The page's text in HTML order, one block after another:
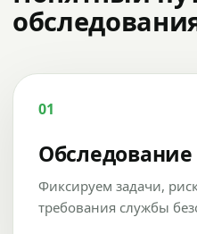
01
Обследование
Фиксируем задачи,
требования службы